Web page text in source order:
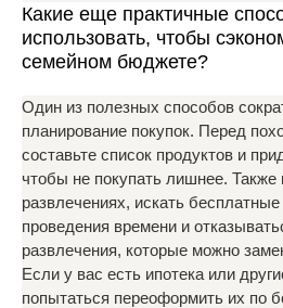
Какие еще практичные
использовать, чтобы
семейном бюджете?
Один из полезных способов
планирование покупок. Перед
составьте список продуктов и
чтобы не покупать лишнее.
развлечениях, искать
проведения времени и
развлечения, которые можно
Если у вас есть ипотека или
попытаться переоформить их по